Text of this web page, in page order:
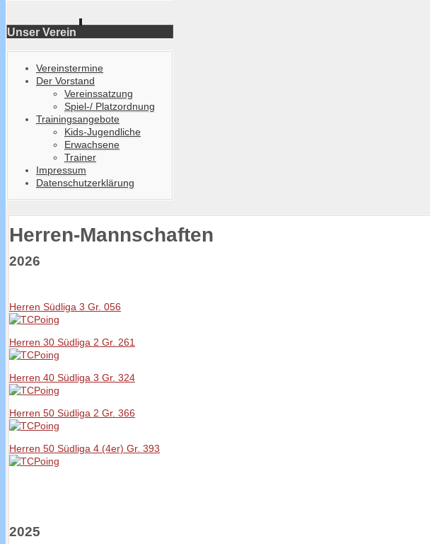
Unser Verein
Vereinstermine
Der Vorstand
Vereinssatzung
Spiel-/ Platzordnung
Trainingsangebote
Kids-Jugendliche
Erwachsene
Trainer
Impressum
Datenschutzerklärung
Herren-Mannschaften
2026
Herren Südliga 3 Gr. 056
Herren 30 Südliga 2 Gr. 261
Herren 40 Südliga 3 Gr. 324
Herren 50 Südliga 2 Gr. 366
Herren 50 Südliga 4 (4er) Gr. 393
2025